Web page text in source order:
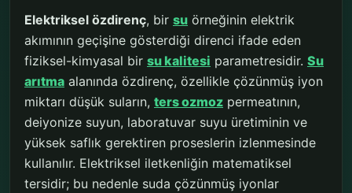
Elektriksel özdirenç, bir su örneğinin elektrik
akımının geçişine gösterdiği direnci ifade eden
fiziksel-kimyasal bir su kalitesi parametresidir. Su
arıtma alanında özdirenç, özellikle çözünmüş iyon
miktarı düşük suların, ters ozmoz permeatının,
deiyonize suyun, laboratuvar suyu üretiminin ve
yüksek saflık gerektiren proseslerin izlenmesinde
kullanılır. Elektriksel iletkenliğin matematiksel
tersidir; bu nedenle suda çözünmüş iyonlar